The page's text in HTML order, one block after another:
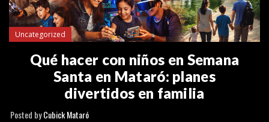
Uncategorized
Qué hacer con niños en Semana
Santa en Mataró: planes
divertidos en familia
Posted byCubick Mataró